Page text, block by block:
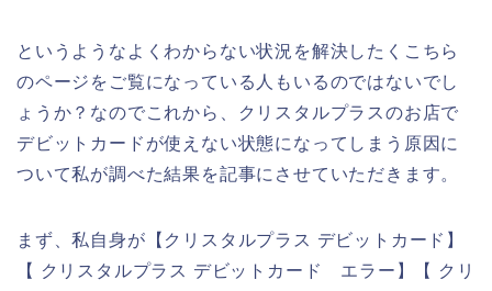
というようなよくわからない状況を解決したくこちら
のページをご覧になっている人もいるのではないでし
ょうか？なのでこれから、クリスタルプラスのお店で
デビットカードが使えない状態になってしまう原因に
ついて私が調べた結果を記事にさせていただきます。
まず、私自身が【クリスタルプラス デビットカード】
【 クリスタルプラス デビットカード エラー】【 クリ